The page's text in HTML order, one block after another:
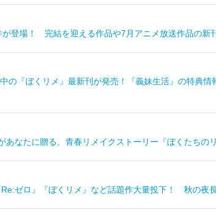
が登場！ 完結を迎える作品や7月アニメ放送作品の
の『ぼくリメ』最新刊が発売！『義妹生活』の特
あなたに贈る、青春リメイクストーリー『ぼくたちの
ゼロ』『ぼくリメ』など話題作大量投下！ 秋の